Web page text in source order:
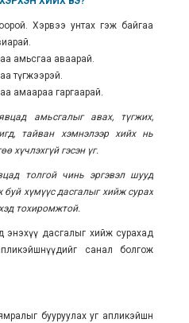
Хэрвээ унтах гэж байгаа
амьсгаа аваарай.
түгжээрэй.
амаараа гаргаарай.
амьсгалыг авах, түгжих,
тайван хэмнэлээр хийх нь
хүчлэхгүй гэсэн үг.
толгой чинь эргэвэл шууд
буй хүмүүс дасгалыг хийж сурах
тохиромжтой.
энэхүү дасгалыг хийж сурахад
санал болгож
бууруулах уг апликэйшн